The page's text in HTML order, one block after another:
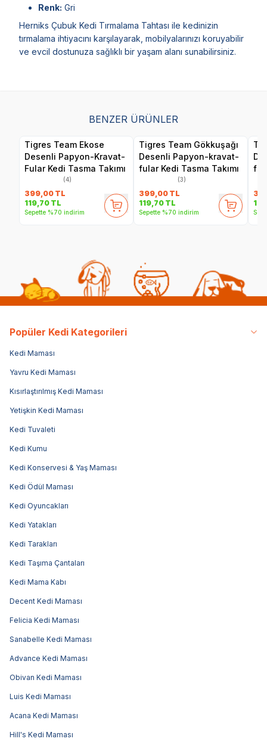
Renk: Gri
Herniks Çubuk Kedi Tırmalama Tahtası ile kedinizin
tırmalama ihtiyacını karşılayarak, mobilyalarınızı koruyabilir
ve evcil dostunuza sağlıklı bir yaşam alanı sunabilirsiniz.
BENZER ÜRÜNLER
Tigres Team Ekose
Desenli Papyon-Kravat-
Fular Kedi Tasma Takımı
(4)
399,00 TL
119,70 TL
Sepette %70 indirim
Tigres Team Gökkuşağı
Desenli Papyon-kravat-
fular Kedi Tasma Takımı
(3)
399,00 TL
119,70 TL
Sepette %70 indirim
Popüler Kedi Kategorileri
Kedi Maması
Yavru Kedi Maması
Kısırlaştırılmış Kedi Maması
Yetişkin Kedi Maması
Kedi Tuvaleti
Kedi Kumu
Kedi Konservesi & Yaş Maması
Kedi Ödül Maması
Kedi Oyuncakları
Kedi Yatakları
Kedi Tarakları
Kedi Taşıma Çantaları
Kedi Mama Kabı
Decent Kedi Maması
Felicia Kedi Maması
Sanabelle Kedi Maması
Advance Kedi Maması
Obivan Kedi Maması
Luis Kedi Maması
Acana Kedi Maması
Hill's Kedi Maması